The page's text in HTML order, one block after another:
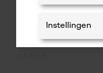
Felco multifunctioneel stuk
gereedschap 905
Instellingen